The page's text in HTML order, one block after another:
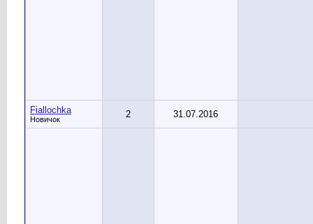
Fiallochka
Новичок 2 31.07.2016